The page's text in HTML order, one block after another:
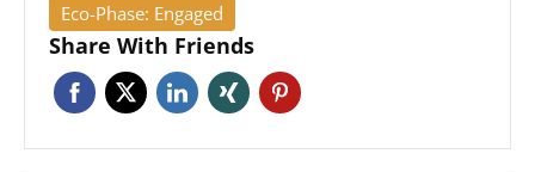
Eco-Phase: Engaged
Share With Friends